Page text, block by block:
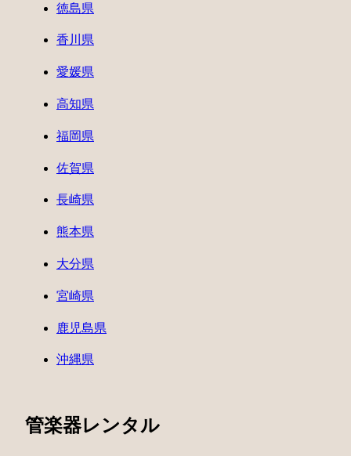
徳島県
香川県
愛媛県
高知県
福岡県
佐賀県
長崎県
熊本県
大分県
宮崎県
鹿児島県
沖縄県
管楽器レンタル